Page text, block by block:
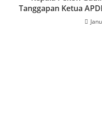
Tanggapan Ketua